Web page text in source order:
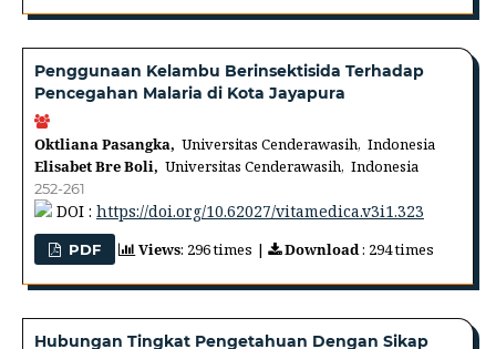
Penggunaan Kelambu Berinsektisida Terhadap
Pencegahan Malaria di Kota Jayapura
Oktliana Pasangka, Universitas Cenderawasih, Indonesia
Elisabet Bre Boli, Universitas Cenderawasih, Indonesia
252-261
DOI : https://doi.org/10.62027/vitamedica.v3i1.323
PDF Views: 296 times | Download: 294 times
Hubungan Tingkat Pengetahuan Dengan Sikap